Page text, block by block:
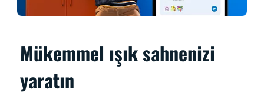
Mükemmel ışık sahnenizi
yaratın